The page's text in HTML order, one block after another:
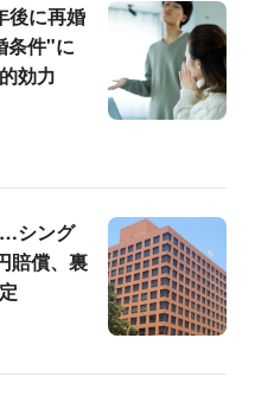
後に再婚
条件"に
効力
…シング
賠償、裏